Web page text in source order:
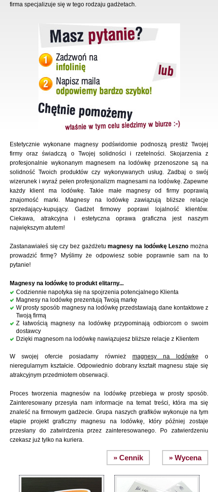
firma specjalizuje się w tego rodzaju gadżetach.
Estetycznie wykonane magnesy podświdomie podnoszą prestiż Twojej
firmy oraz świadczą o Twojej solidności i rzetelności. Skojarzenia z
profesjonalnie wykonanym magnesem na lodówkę przenoszone są na
solidność Twoich produktów czy wykonywanych usług. Zadbaj o swój
wizerunek i wyraź pełen profesjonalizm magnesami na lodówkę. Zapewne
każdy klient ma lodówkę. Takie małe magnesy od firmy poprawią
znajomość marki. Magnesy na lodówkę zawiązują bliższe relacje
sprzedający-kupujący. Gadżet firmowy poprawi lojalność klientów.
Ciekawa, atrakcyjna i estetyczna oprawa graficzna jest naszym
największym atutem!
Zastanawiałeś się czy bez gażdżetumagnesy na lodówkę Leszno można
prowadzić firmę? Myślimy że odpowiesz sobie poprawnie sam na to
pytanie!
Magnesy na lodówkę to produkt elitarny...
Codziennie napotyka się na spojrzenia potencjalnego Klienta
Magnesy na lodówkę prezentują Twoją markę
W prosty sposób magnesy na lodówkę przedstawiają dane kontaktowe z
Twoją firmą
Z łatwością magnesy na lodówkę przypominają odbiorcom o swoim
dostawcy
Dzięki magnesom na lodówkę nawiązujesz bliższe relacje z Klientem
W swojej ofercie posiadamy również magnesy na lodówkę o
nieregularnym kształcie. Odpowiednio dobrany kształt magnesu staje się
atrakcyjnym przedmiotem obserwacji.
Proces tworzenia magnesów na lodówkę przebiega w prosty sposób.
Zainteresowany przesyła nam informacje na temat treści, która ma się
znaleść na firmowym gadżecie. Grupa naszych grafików wykonuje na tym
etapie projekt graficzny magnesu na lodówkę, który później zostaje
przesłany do zatwirdzenia przez zainteresowanego. Po zatwierdzeniu
czekasz już tylko na kuriera.
» Wycena
» Cennik